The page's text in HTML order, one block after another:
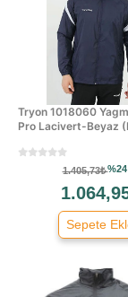
Tryon 1018060
Pro Lacivert-Beyaz
1.405,73₺%24
Sepete